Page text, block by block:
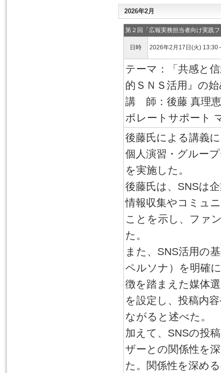
2026年2月
第２回「広報実務担当者向け実践
日時 2026年2月17日(火) 13:30
テーマ：「共感と
的ＳＮＳ活用』の
講 師：後藤 真理
ポレートサポート
後藤氏による講義
個人演習・グルー
を実施した。
後藤氏は、SNSは
情報収集やコミュ
ことを示し、ファ
た。
また、SNS活用の
ペルソナ）を明確
徴を踏まえた媒体
を設定し、投稿内
ながると述べた。
加えて、SNSの投
ザーとの関係性を
た。関係性を深め